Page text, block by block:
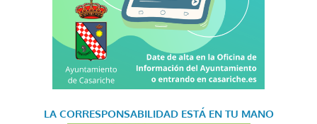
LA CORRESPONSABILIDAD ESTÁ EN TU MANO